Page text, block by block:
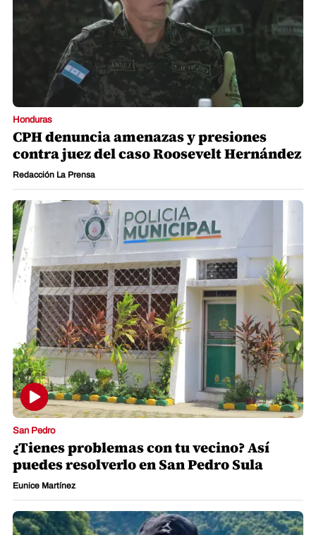
Honduras
CPH denuncia amenazas y presiones
contra juez del caso Roosevelt Hernández
Redacción La Prensa
San Pedro
¿Tienes problemas con tu vecino? Así
puedes resolverlo en San Pedro Sula
Eunice Martínez